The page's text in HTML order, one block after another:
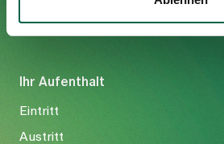
Ihr Aufenthalt
Eintritt
Austritt